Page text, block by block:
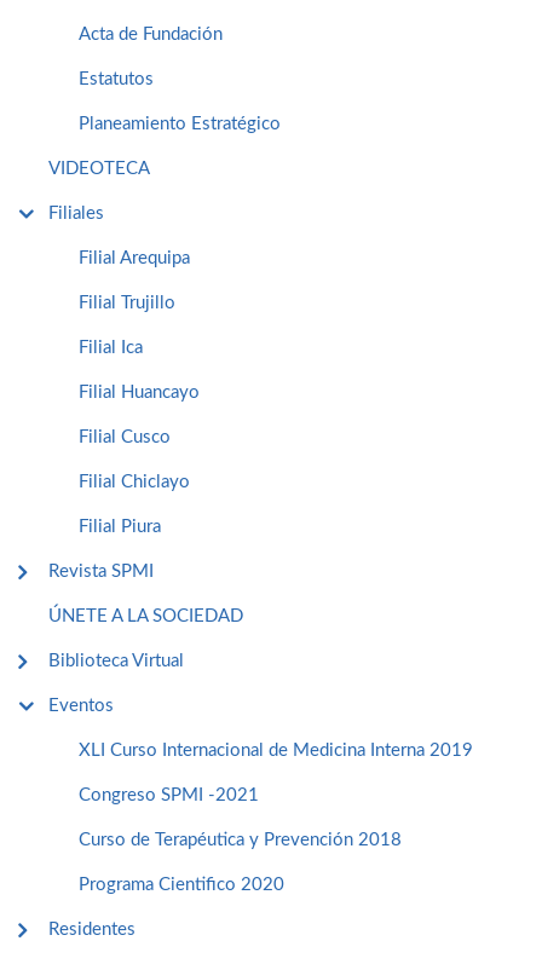
Acta de Fundación
Estatutos
Planeamiento Estratégico
VIDEOTECA
Filiales
Filial Arequipa
Filial Trujillo
Filial Ica
Filial Huancayo
Filial Cusco
Filial Chiclayo
Filial Piura
Revista SPMI
ÚNETE A LA SOCIEDAD
Biblioteca Virtual
Eventos
XLI Curso Internacional de Medicina Interna 2019
Congreso SPMI -2021
Curso de Terapéutica y Prevención 2018
Programa Cientifico 2020
Residentes